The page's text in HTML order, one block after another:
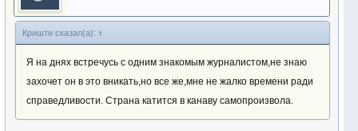
Кришти сказал(а): ↑
Я на днях встречусь с одним знакомым журналистом,не знаю
захочет он в это вникать,но все же,мне не жалко времени ради
справедливости. Страна катится в канаву самопроизвола.